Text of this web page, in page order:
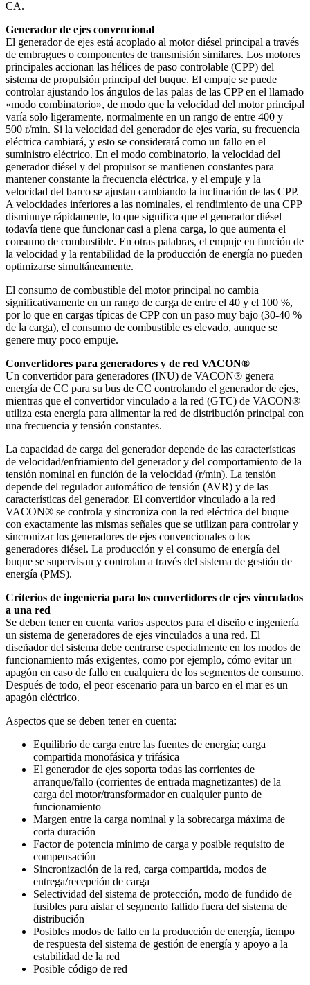
CA.
Generador de ejes convencional
El generador de ejes está acoplado al motor diésel principal a través
de embragues o componentes de transmisión similares. Los motores
principales accionan las hélices de paso controlable (CPP) del
sistema de propulsión principal del buque. El empuje se puede
controlar ajustando los ángulos de las palas de las CPP en el llamado
«modo combinatorio», de modo que la velocidad del motor principal
varía solo ligeramente, normalmente en un rango de entre 400 y
500 r/min. Si la velocidad del generador de ejes varía, su frecuencia
eléctrica cambiará, y esto se considerará como un fallo en el
suministro eléctrico. En el modo combinatorio, la velocidad del
generador diésel y del propulsor se mantienen constantes para
mantener constante la frecuencia eléctrica, y el empuje y la
velocidad del barco se ajustan cambiando la inclinación de las CPP.
A velocidades inferiores a las nominales, el rendimiento de una CPP
disminuye rápidamente, lo que significa que el generador diésel
todavía tiene que funcionar casi a plena carga, lo que aumenta el
consumo de combustible. En otras palabras, el empuje en función de
la velocidad y la rentabilidad de la producción de energía no pueden
optimizarse simultáneamente.
El consumo de combustible del motor principal no cambia
significativamente en un rango de carga de entre el 40 y el 100 %,
por lo que en cargas típicas de CPP con un paso muy bajo (30-40 %
de la carga), el consumo de combustible es elevado, aunque se
genere muy poco empuje.
Convertidores para generadores y de red VACON®
Un convertidor para generadores (INU) de VACON® genera
energía de CC para su bus de CC controlando el generador de ejes,
mientras que el convertidor vinculado a la red (GTC) de VACON®
utiliza esta energía para alimentar la red de distribución principal con
una frecuencia y tensión constantes.
La capacidad de carga del generador depende de las características
de velocidad/enfriamiento del generador y del comportamiento de la
tensión nominal en función de la velocidad (r/min). La tensión
depende del regulador automático de tensión (AVR) y de las
características del generador. El convertidor vinculado a la red
VACON® se controla y sincroniza con la red eléctrica del buque
con exactamente las mismas señales que se utilizan para controlar y
sincronizar los generadores de ejes convencionales o los
generadores diésel. La producción y el consumo de energía del
buque se supervisan y controlan a través del sistema de gestión de
energía (PMS).
Criterios de ingeniería para los convertidores de ejes vinculados
a una red
Se deben tener en cuenta varios aspectos para el diseño e ingeniería
un sistema de generadores de ejes vinculados a una red. El
diseñador del sistema debe centrarse especialmente en los modos de
funcionamiento más exigentes, como por ejemplo, cómo evitar un
apagón en caso de fallo en cualquiera de los segmentos de consumo.
Después de todo, el peor escenario para un barco en el mar es un
apagón eléctrico.
Aspectos que se deben tener en cuenta:
Equilibrio de carga entre las fuentes de energía; carga
compartida monofásica y trifásica
El generador de ejes soporta todas las corrientes de
arranque/fallo (corrientes de entrada magnetizantes) de la
carga del motor/transformador en cualquier punto de
funcionamiento
Margen entre la carga nominal y la sobrecarga máxima de
corta duración
Factor de potencia mínimo de carga y posible requisito de
compensación
Sincronización de la red, carga compartida, modos de
entrega/recepción de carga
Selectividad del sistema de protección, modo de fundido de
fusibles para aislar el segmento fallido fuera del sistema de
distribución
Posibles modos de fallo en la producción de energía, tiempo
de respuesta del sistema de gestión de energía y apoyo a la
estabilidad de la red
Posible código de red